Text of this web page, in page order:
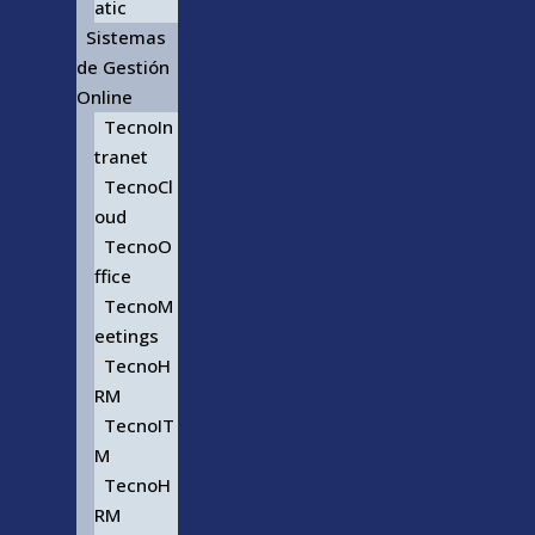
atic
Sistemas
de Gestión
Online
TecnoIn
tranet
TecnoCl
oud
TecnoO
ffice
TecnoM
eetings
TecnoH
RM
TecnoIT
M
TecnoH
RM